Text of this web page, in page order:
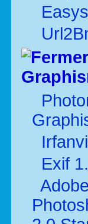
Exif
Adobe